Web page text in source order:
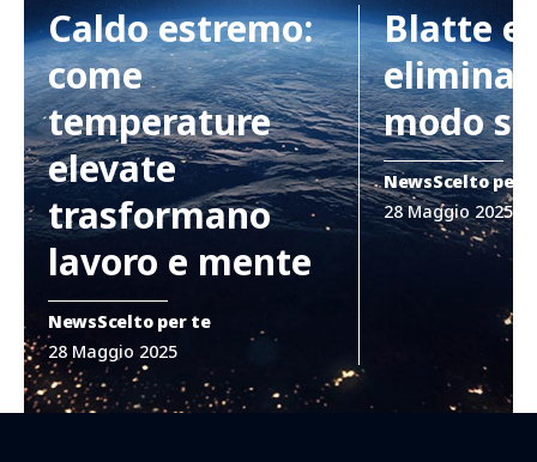
Caldo estremo:
come
temperature
elevate
trasformano
lavoro e mente
NewsScelto per te
28 Maggio 2025
Blatte e
modo
NewsScelto per
28 Maggio 2025